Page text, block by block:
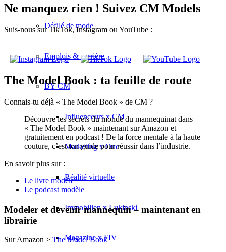
Défilé de mode
Emplois & carrière
BY CM
Influenceurs x CM
Marketing x One
Réalité virtuelle
Immobilien x Lukinski
Magazine x FIV
Ne manquez rien ! Suivez CM Models
Suis-nous sur TikTok, Instagram ou YouTube :
The Model Book : ta feuille de route
Connais-tu déjà « The Model Book » de CM ?
Découvre les secrets du monde du mannequinat dans
« The Model Book » maintenant sur Amazon et
gratuitement en podcast ! De la force mentale à la haute
couture, c’est ton guide pour réussir dans l’industrie.
En savoir plus sur :
Le livre modèle
Le podcast modèle
Modeler et devenir mannequin – maintenant en
librairie
Sur Amazon > The Model Book